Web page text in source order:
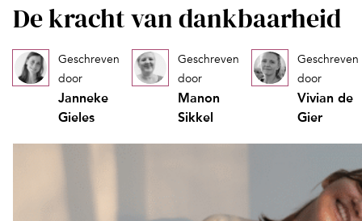
De kracht van dankbaarheid
Geschreven
door
Janneke
Gieles
Geschreven
door
Manon
Sikkel
Geschreven
door
Vivian de
Gier